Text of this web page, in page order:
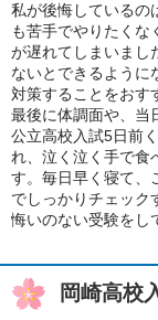
私が後悔しているの
も苦手でやりたくな
が遅れてしまいまし
ないとできるように
対策することをおす
最後に体調面や、当
公立高校入試5日前
れ、泣く泣く手で食
す。毎日早く寝て、
でしっかりチェック
悔いのない受験をし
岡崎高